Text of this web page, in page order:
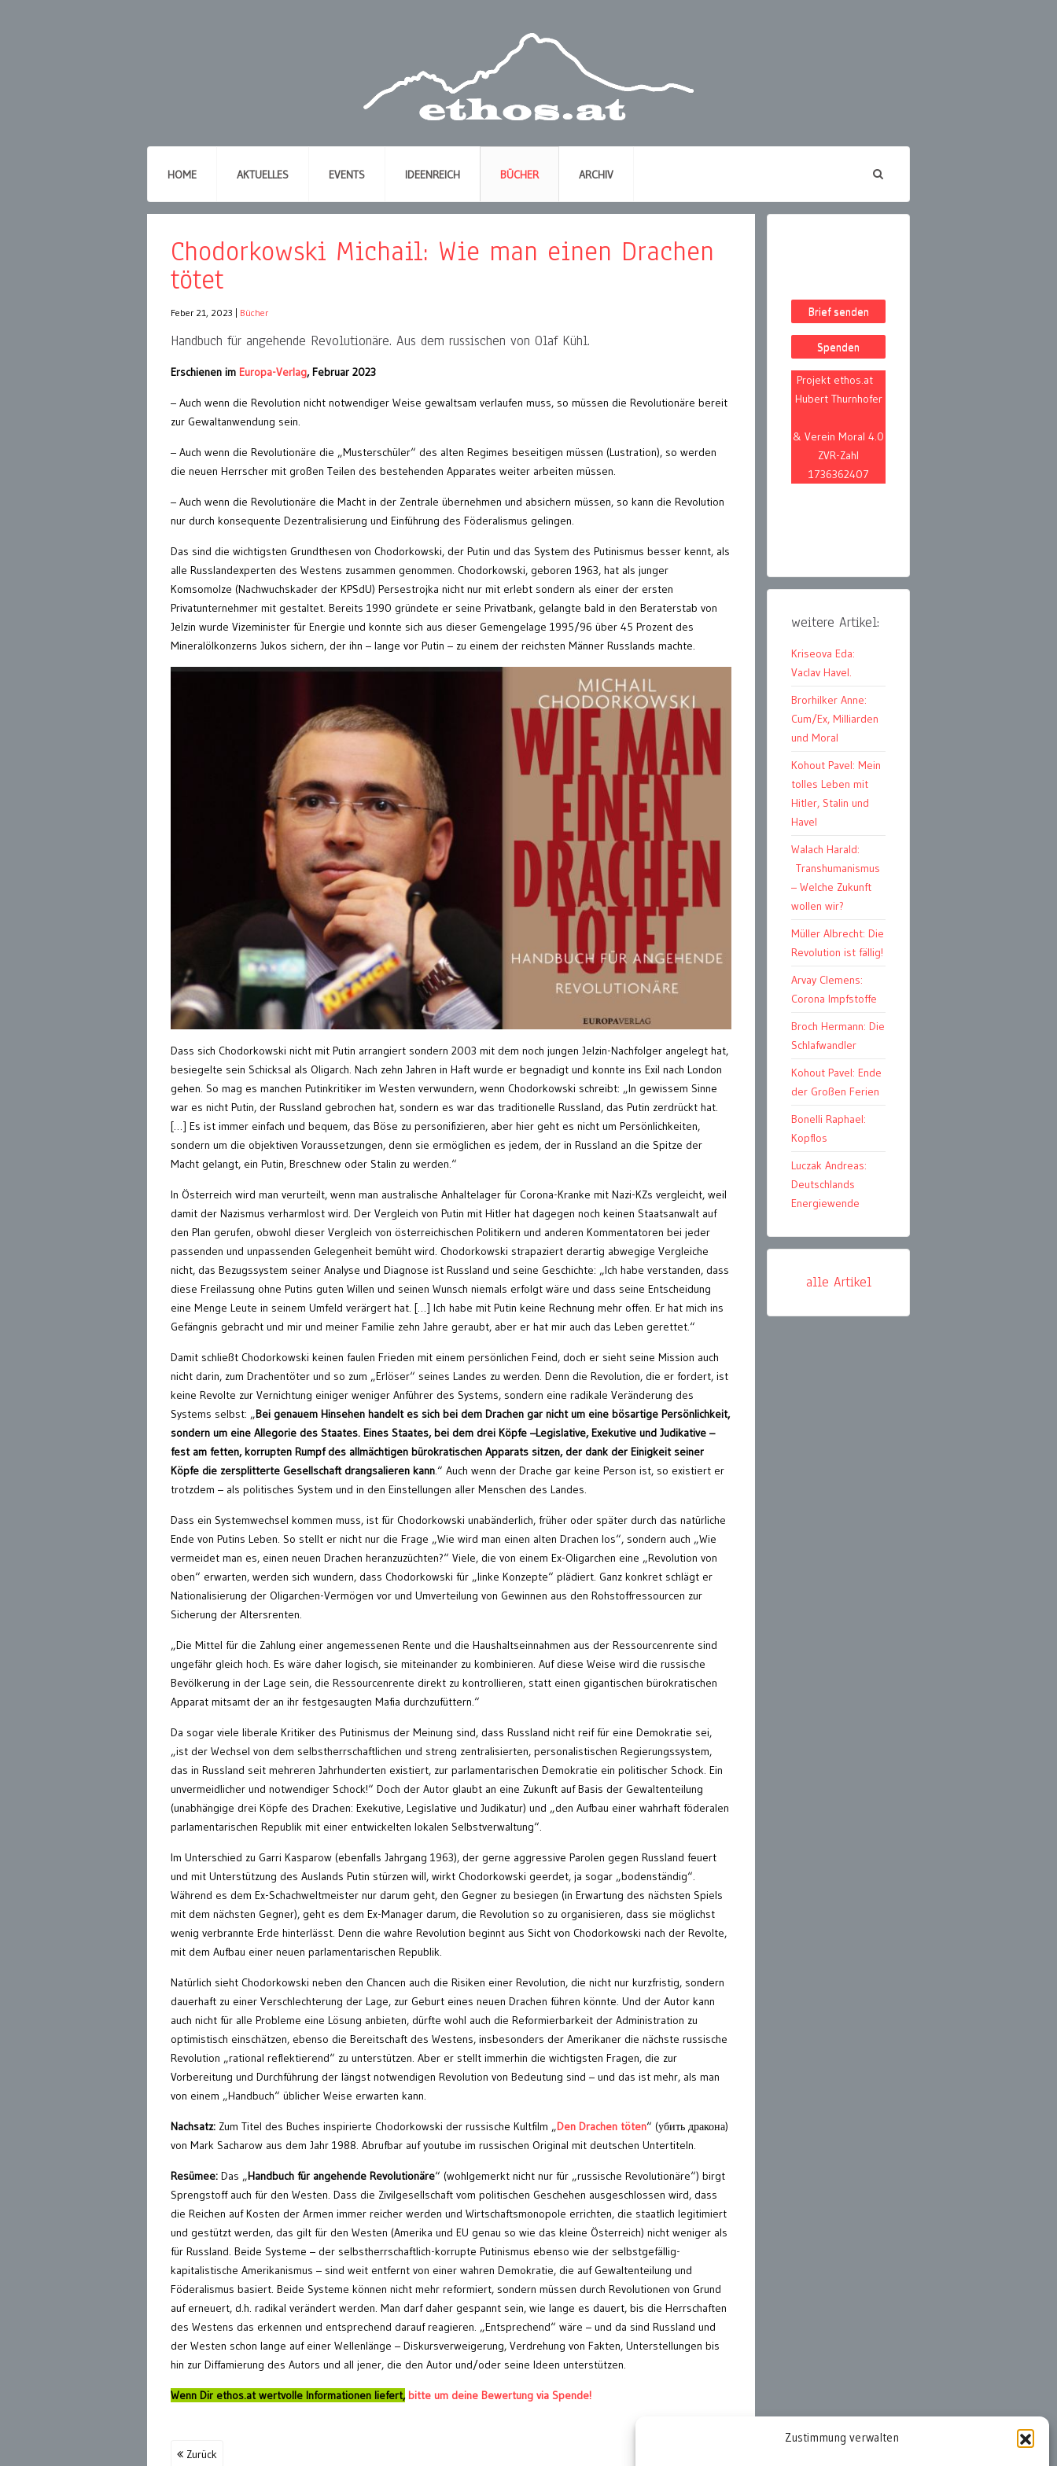
Zustimmung verwalten
HOME AKTUELLES EVENTS IDEENREICH BÜCHER ARCHIV
Chodorkowski Michail: Wie man einen Drachen
tötet
Feber 21, 2023 Bücher
Handbuch für angehende Revolutionäre. Aus dem russischen von Olaf Kühl.
Erschienen im Europa-Verlag, Februar 2023
– Auch wenn die Revolution nicht notwendiger Weise gewaltsam verlaufen muss, so müssen die Revolutionäre bereit
zur Gewaltanwendung sein.
– Auch wenn die Revolutionäre die „Musterschüler“ des alten Regimes beseitigen müssen (Lustration), so werden
die neuen Herrscher mit großen Teilen des bestehenden Apparates weiter arbeiten müssen.
– Auch wenn die Revolutionäre die Macht in der Zentrale übernehmen und absichern müssen, so kann die Revolution
nur durch konsequente Dezentralisierung und Einführung des Föderalismus gelingen.
Das sind die wichtigsten Grundthesen von Chodorkowski, der Putin und das System des Putinismus besser kennt, als
alle Russlandexperten des Westens zusammen genommen. Chodorkowski, geboren 1963, hat als junger
Komsomolze (Nachwuchskader der KPSdU) Persestrojka nicht nur mit erlebt sondern als einer der ersten
Privatunternehmer mit gestaltet. Bereits 1990 gründete er seine Privatbank, gelangte bald in den Beraterstab von
Jelzin wurde Vizeminister für Energie und konnte sich aus dieser Gemengelage 1995/96 über 45 Prozent des
Mineralölkonzerns Jukos sichern, der ihn – lange vor Putin – zu einem der reichsten Männer Russlands machte.
Dass sich Chodorkowski nicht mit Putin arrangiert sondern 2003 mit dem noch jungen Jelzin-Nachfolger angelegt hat,
besiegelte sein Schicksal als Oligarch. Nach zehn Jahren in Haft wurde er begnadigt und konnte ins Exil nach London
gehen. So mag es manchen Putinkritiker im Westen verwundern, wenn Chodorkowski schreibt: „In gewissem Sinne
war es nicht Putin, der Russland gebrochen hat, sondern es war das traditionelle Russland, das Putin zerdrückt hat.
[…] Es ist immer einfach und bequem, das Böse zu personifizieren, aber hier geht es nicht um Persönlichkeiten,
sondern um die objektiven Voraussetzungen, denn sie ermöglichen es jedem, der in Russland an die Spitze der
Macht gelangt, ein Putin, Breschnew oder Stalin zu werden.“
In Österreich wird man verurteilt, wenn man australische Anhaltelager für Corona-Kranke mit Nazi-KZs vergleicht, weil
damit der Nazismus verharmlost wird. Der Vergleich von Putin mit Hitler hat dagegen noch keinen Staatsanwalt auf
den Plan gerufen, obwohl dieser Vergleich von österreichischen Politikern und anderen Kommentatoren bei jeder
passenden und unpassenden Gelegenheit bemüht wird. Chodorkowski strapaziert derartig abwegige Vergleiche
nicht, das Bezugssystem seiner Analyse und Diagnose ist Russland und seine Geschichte: „Ich habe verstanden, dass
diese Freilassung ohne Putins guten Willen und seinen Wunsch niemals erfolgt wäre und dass seine Entscheidung
eine Menge Leute in seinem Umfeld verärgert hat. […] Ich habe mit Putin keine Rechnung mehr offen. Er hat mich ins
Gefängnis gebracht und mir und meiner Familie zehn Jahre geraubt, aber er hat mir auch das Leben gerettet.“
Damit schließt Chodorkowski keinen faulen Frieden mit einem persönlichen Feind, doch er sieht seine Mission auch
nicht darin, zum Drachentöter und so zum „Erlöser“ seines Landes zu werden. Denn die Revolution, die er fordert, ist
keine Revolte zur Vernichtung einiger weniger Anführer des Systems, sondern eine radikale Veränderung des
Systems selbst: „Bei genauem Hinsehen handelt es sich bei dem Drachen gar nicht um eine bösartige Persönlichkeit,
sondern um eine Allegorie des Staates. Eines Staates, bei dem drei Köpfe –Legislative, Exekutive und Judikative –
fest am fetten, korrupten Rumpf des allmächtigen bürokratischen Apparats sitzen, der dank der Einigkeit seiner
Köpfe die zersplitterte Gesellschaft drangsalieren kann.“ Auch wenn der Drache gar keine Person ist, so existiert er
trotzdem – als politisches System und in den Einstellungen aller Menschen des Landes.
Dass ein Systemwechsel kommen muss, ist für Chodorkowski unabänderlich, früher oder später durch das natürliche
Ende von Putins Leben. So stellt er nicht nur die Frage „Wie wird man einen alten Drachen los“, sondern auch „Wie
vermeidet man es, einen neuen Drachen heranzuzüchten?“ Viele, die von einem Ex-Oligarchen eine „Revolution von
oben“ erwarten, werden sich wundern, dass Chodorkowski für „linke Konzepte“ plädiert. Ganz konkret schlägt er
Nationalisierung der Oligarchen-Vermögen vor und Umverteilung von Gewinnen aus den Rohstoffressourcen zur
Sicherung der Altersrenten.
„Die Mittel für die Zahlung einer angemessenen Rente und die Haushaltseinnahmen aus der Ressourcenrente sind
ungefähr gleich hoch. Es wäre daher logisch, sie miteinander zu kombinieren. Auf diese Weise wird die russische
Bevölkerung in der Lage sein, die Ressourcenrente direkt zu kontrollieren, statt einen gigantischen bürokratischen
Apparat mitsamt der an ihr festgesaugten Mafia durchzufüttern.“
Da sogar viele liberale Kritiker des Putinismus der Meinung sind, dass Russland nicht reif für eine Demokratie sei,
„ist der Wechsel von dem selbstherrschaftlichen und streng zentralisierten, personalistischen Regierungssystem,
das in Russland seit mehreren Jahrhunderten existiert, zur parlamentarischen Demokratie ein politischer Schock. Ein
unvermeidlicher und notwendiger Schock!“ Doch der Autor glaubt an eine Zukunft auf Basis der Gewaltenteilung
(unabhängige drei Köpfe des Drachen: Exekutive, Legislative und Judikatur) und „den Aufbau einer wahrhaft föderalen
parlamentarischen Republik mit einer entwickelten lokalen Selbstverwaltung“.
Im Unterschied zu Garri Kasparow (ebenfalls Jahrgang 1963), der gerne aggressive Parolen gegen Russland feuert
und mit Unterstützung des Auslands Putin stürzen will, wirkt Chodorkowski geerdet, ja sogar „bodenständig“.
Während es dem Ex-Schachweltmeister nur darum geht, den Gegner zu besiegen (in Erwartung des nächsten Spiels
mit dem nächsten Gegner), geht es dem Ex-Manager darum, die Revolution so zu organisieren, dass sie möglichst
wenig verbrannte Erde hinterlässt. Denn die wahre Revolution beginnt aus Sicht von Chodorkowski nach der Revolte,
mit dem Aufbau einer neuen parlamentarischen Republik.
Natürlich sieht Chodorkowski neben den Chancen auch die Risiken einer Revolution, die nicht nur kurzfristig, sondern
dauerhaft zu einer Verschlechterung der Lage, zur Geburt eines neuen Drachen führen könnte. Und der Autor kann
auch nicht für alle Probleme eine Lösung anbieten, dürfte wohl auch die Reformierbarkeit der Administration zu
optimistisch einschätzen, ebenso die Bereitschaft des Westens, insbesonders der Amerikaner die nächste russische
Revolution „rational reflektierend“ zu unterstützen. Aber er stellt immerhin die wichtigsten Fragen, die zur
Vorbereitung und Durchführung der längst notwendigen Revolution von Bedeutung sind – und das ist mehr, als man
von einem „Handbuch“ üblicher Weise erwarten kann.
Nachsatz: Zum Titel des Buches inspirierte Chodorkowski der russische Kultfilm „Den Drachen töten“ (убить дракона)
von Mark Sacharow aus dem Jahr 1988. Abrufbar auf youtube im russischen Original mit deutschen Untertiteln.
Resümee: Das „Handbuch für angehende Revolutionäre“ (wohlgemerkt nicht nur für „russische Revolutionäre“) birgt
Sprengstoff auch für den Westen. Dass die Zivilgesellschaft vom politischen Geschehen ausgeschlossen wird, dass
die Reichen auf Kosten der Armen immer reicher werden und Wirtschaftsmonopole errichten, die staatlich legitimiert
und gestützt werden, das gilt für den Westen (Amerika und EU genau so wie das kleine Österreich) nicht weniger als
für Russland. Beide Systeme – der selbstherrschaftlich-korrupte Putinismus ebenso wie der selbstgefällig-
kapitalistische Amerikanismus – sind weit entfernt von einer wahren Demokratie, die auf Gewaltenteilung und
Föderalismus basiert. Beide Systeme können nicht mehr reformiert, sondern müssen durch Revolutionen von Grund
auf erneuert, d.h. radikal verändert werden. Man darf daher gespannt sein, wie lange es dauert, bis die Herrschaften
des Westens das erkennen und entsprechend darauf reagieren. „Entsprechend“ wäre – und da sind Russland und
der Westen schon lange auf einer Wellenlänge – Diskursverweigerung, Verdrehung von Fakten, Unterstellungen bis
hin zur Diffamierung des Autors und all jener, die den Autor und/oder seine Ideen unterstützen.
Wenn Dir ethos.at wertvolle Informationen liefert, bitte um deine Bewertung via Spende!
Zurück
Brief senden
Spenden
Projekt ethos.at
Hubert Thurnhofer
& Verein Moral 4.0
ZVR-Zahl
1736362407
weitere Artikel:
Kriseova Eda:
Vaclav Havel.
Brorhilker Anne:
Cum/Ex, Milliarden
und Moral
Kohout Pavel: Mein
tolles Leben mit
Hitler, Stalin und
Havel
Walach Harald:
Transhumanismus
– Welche Zukunft
wollen wir?
Müller Albrecht: Die
Revolution ist fällig!
Arvay Clemens:
Corona Impfstoffe
Broch Hermann: Die
Schlafwandler
Kohout Pavel: Ende
der Großen Ferien
Bonelli Raphael:
Kopflos
Luczak Andreas:
Deutschlands
Energiewende
alle Artikel